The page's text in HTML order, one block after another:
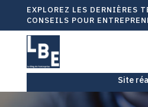
EXPLOREZ LES DERNIÈRES
CONSEILS POUR
Site